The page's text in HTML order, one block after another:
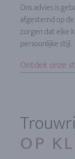
Ons advies is
afgestemd op
zorgen dat elke
persoonlijke stijl.
Ontdek onze
OP